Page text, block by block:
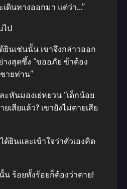
เดินทางออกมา แต่ว่า…”
ไป
ยินเช่นนั้น เขาจึงกล่าวออก
างสุดซึ้ง “ขออภัย ข้าต้อง
ายท่าน”
ะหันมองเย่หยวน “เด็กน้อย
เสียแล้ว? เขายังไม่ตายเสีย
ด้ยินและเข้าใจว่าตัวเองคิด
ร้อยทั้งร้อยก็ต้องว่าตาย!